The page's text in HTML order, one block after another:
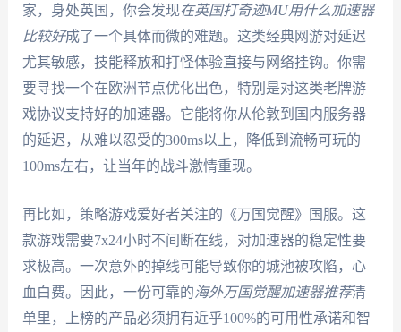
家，身处英国，你会发现在英国打奇迹MU用什么加速器
比较好成了一个具体而微的难题。这类经典网游对延迟
尤其敏感，技能释放和打怪体验直接与网络挂钩。你需
要寻找一个在欧洲节点优化出色，特别是对这类老牌游
戏协议支持好的加速器。它能将你从伦敦到国内服务器
的延迟，从难以忍受的300ms以上，降低到流畅可玩的
100ms左右，让当年的战斗激情重现。
再比如，策略游戏爱好者关注的《万国觉醒》国服。这
款游戏需要7x24小时不间断在线，对加速器的稳定性要
求极高。一次意外的掉线可能导致你的城池被攻陷，心
血白费。因此，一份可靠的海外万国觉醒加速器推荐清
单里，上榜的产品必须拥有近乎100%的可用性承诺和智